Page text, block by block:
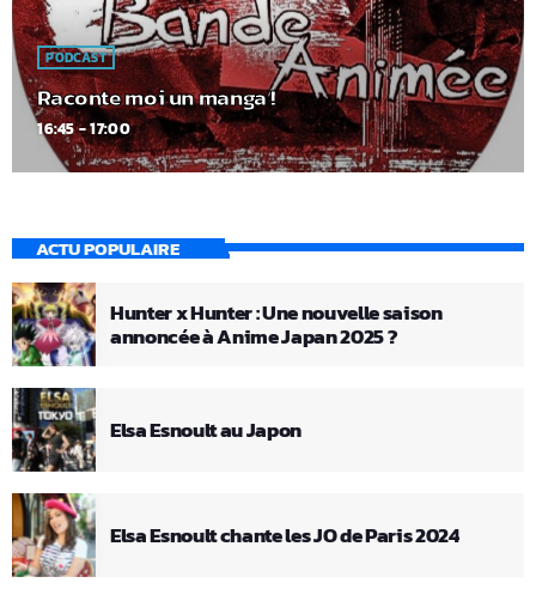
PODCAST
Raconte moi un manga !
16:45 - 17:00
ACTU POPULAIRE
Hunter x Hunter : Une nouvelle saison
annoncée à Anime Japan 2025 ?
Elsa Esnoult au Japon
Elsa Esnoult chante les JO de Paris 2024